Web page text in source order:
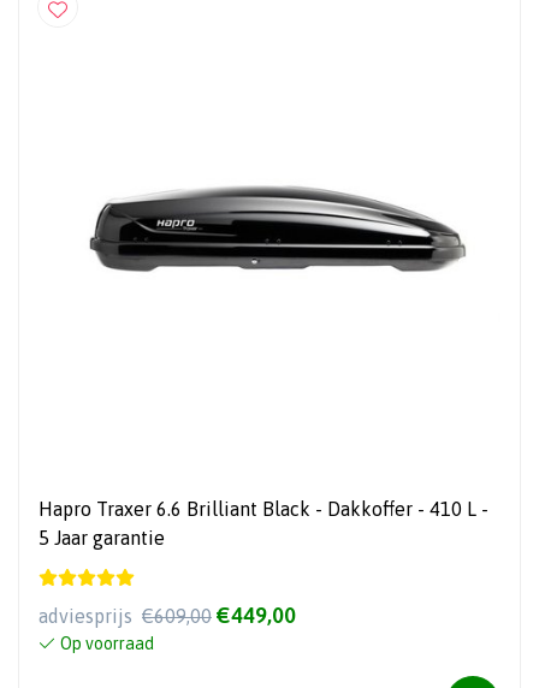
Hapro Traxer 6.6 Brilliant Black - Dakkoffer - 410 L -
5 Jaar garantie
adviesprijs €609,00 €449,00
Op voorraad